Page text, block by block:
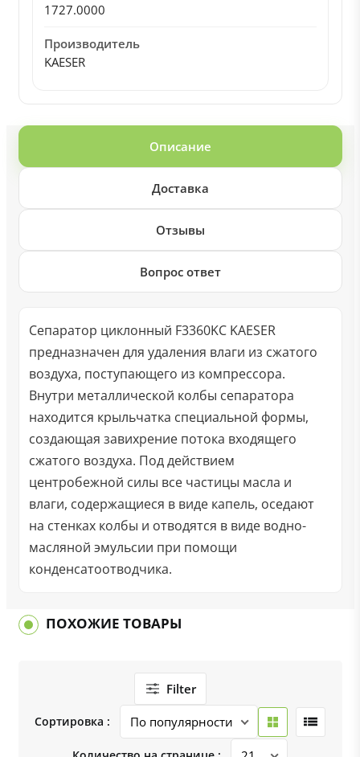
1727.0000
Производитель
KAESER
Описание
Доставка
Отзывы
Вопрос ответ
Сепаратор циклонный F3360KC KAESER
предназначен для удаления влаги из сжатого
воздуха, поступающего из компрессора.
Внутри металлической колбы сепаратора
находится крыльчатка специальной формы,
создающая завихрение потока входящего
сжатого воздуха. Под действием
центробежной силы все частицы масла и
влаги, содержащиеся в виде капель, оседают
на стенках колбы и отводятся в виде водно-
масляной эмульсии при помощи
конденсатоотводчика.
ПОХОЖИЕ ТОВАРЫ
Filter
Сортировка :